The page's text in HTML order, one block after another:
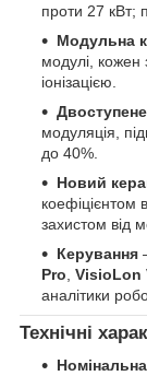
проти 27 кВт;
Модульна
модулі, кожен
іонізацією.
модуляція,
до 40%.
Новий
коефіцієнтом
захистом від
Керування
Pro VisioLon
аналітики
Технічні